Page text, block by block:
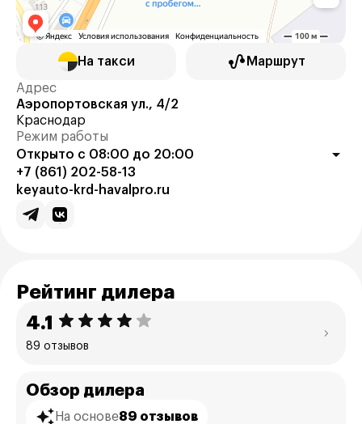
На такси Маршрут
Адрес
Аэропортовская ул., 4/2
Краснодар
Режим работы
Открыто с 08:00 до 20:00
+7 (861) 202-58-13
keyauto-krd-havalpro.ru
Рейтинг дилера
4.1
89 отзывов
Обзор дилера
На основе89 отзывов